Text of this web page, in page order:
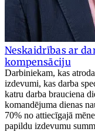
Neskaidrības ar
kompensāciju
Darbiniekam, kas
izdevumi, kas darba
katru darba brauciena
komandējuma dienas
70% no attiecīgajā
papildu izdevumu